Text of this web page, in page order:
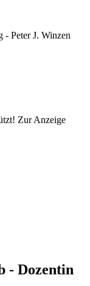
- Peter J. Winzen
Zur Anzeige
- Dozentin